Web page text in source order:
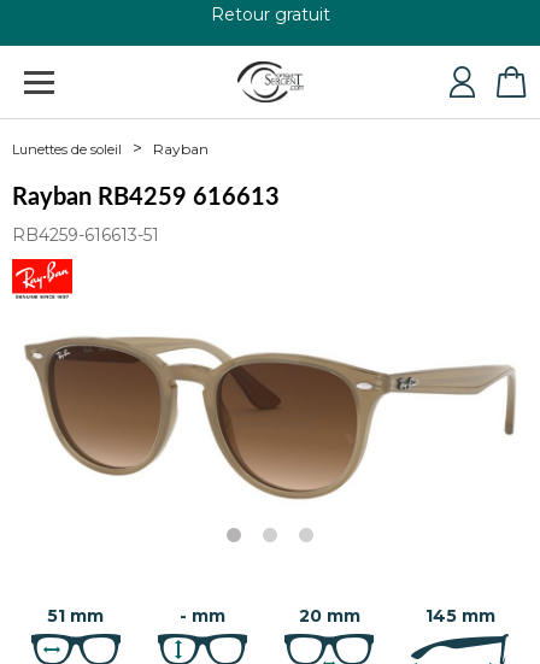
+33 4 79 24 76 84
Lunettes de soleil Rayban
Rayban RB4259 616613
RB4259-616613-51
51 mm - mm 20 mm 145 mm